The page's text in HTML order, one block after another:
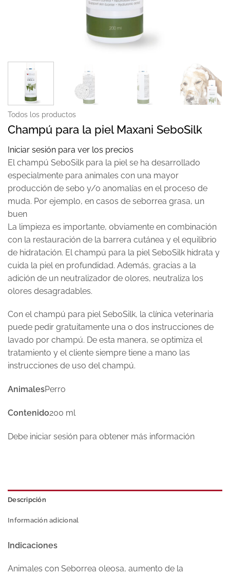
Todos los productos
Champú para la piel Maxani SeboSilk
Iniciar sesión para ver los precios
El champú SeboSilk para la piel se ha desarrollado
especialmente para animales con una mayor
producción de sebo y/o anomalías en el proceso de
muda. Por ejemplo, en casos de seborrea grasa, un
buen
La limpieza es importante, obviamente en combinación
con la restauración de la barrera cutánea y el equilibrio
de hidratación. El champú para la piel SeboSilk hidrata y
cuida la piel en profundidad. Además, gracias a la
adición de un neutralizador de olores, neutraliza los
olores desagradables.
Con el champú para piel SeboSilk, la clínica veterinaria
puede pedir gratuitamente una o dos instrucciones de
lavado por champú. De esta manera, se optimiza el
tratamiento y el cliente siempre tiene a mano las
instrucciones de uso del champú.
AnimalesPerro
Contenido200 ml
Debe iniciar sesión para obtener más información
Descripción
Información adicional
Indicaciones
Animales con Seborrea oleosa, aumento de la